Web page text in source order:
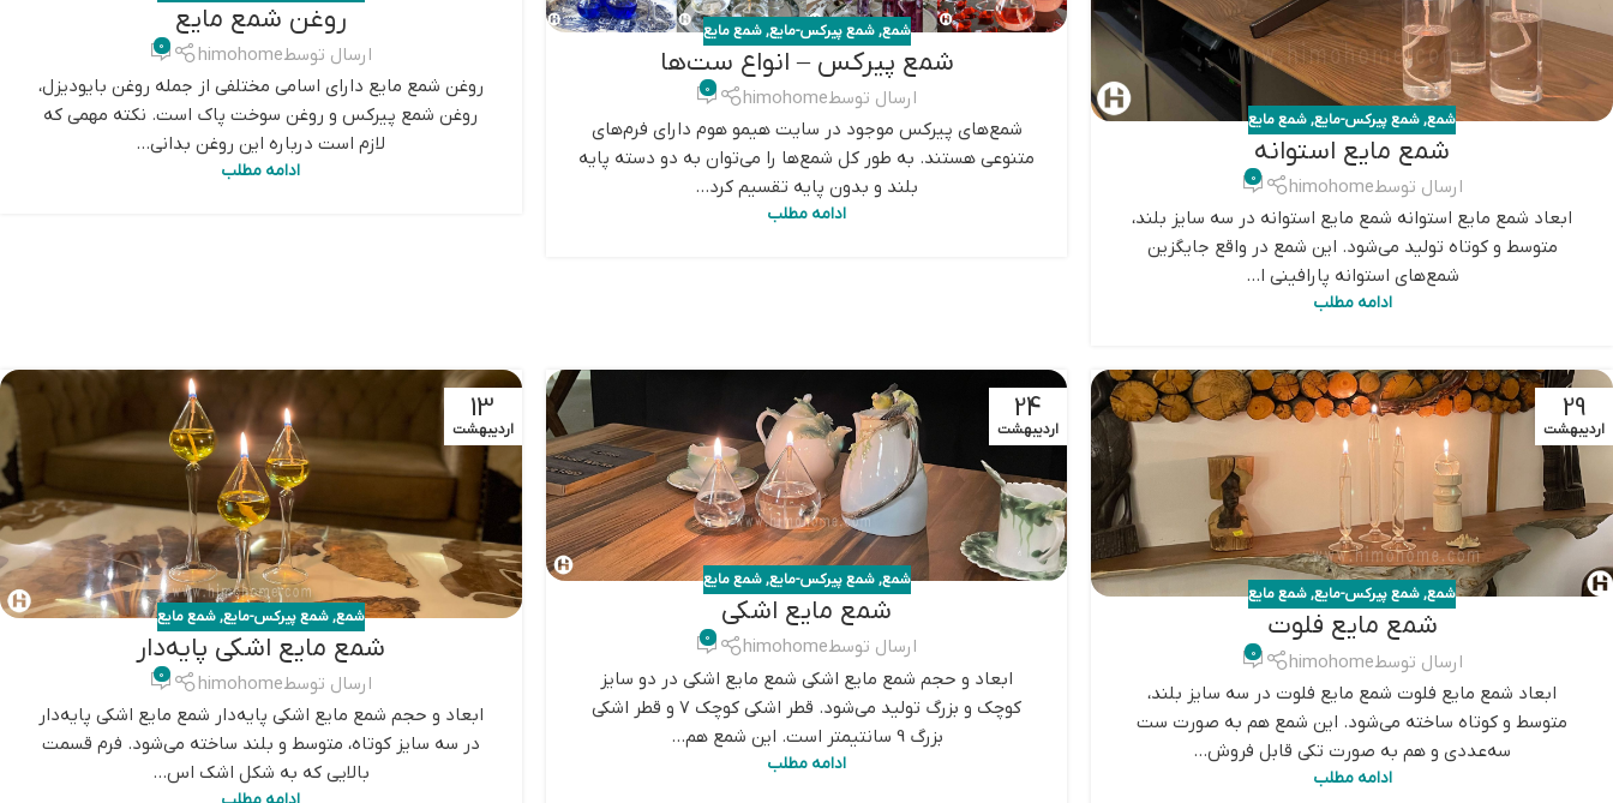
شمع,شمع پیرکس-مایع,شمع مایع
شمع مایع استوانه
ارسال توسطhimohome
0
ابعاد شمع مایع استوانه شمع مایع استوانه در سه سایز بلند،
متوسط و کوتاه تولید می‌شود. این شمع در واقع جایگزین
شمع‌های استوانه پارافینی ا...
ادامه مطلب
شمع,شمع پیرکس-مایع,شمع مایع
شمع پیرکس – انواع ست‌ها
ارسال توسطhimohome
0
شمع‌های پیرکس موجود در سایت هیمو هوم دارای فرم‌های
متنوعی هستند. به طور کل شمع‌ها را می‌توان به دو دسته پایه
بلند و بدون پایه تقسیم کرد...
ادامه مطلب
روغن شمع مایع
ارسال توسطhimohome
0
روغن شمع مایع دارای اسامی مختلفی از جمله روغن بایودیزل،
روغن شمع پیرکس و روغن سوخت پاک است. نکته مهمی که
لازم است درباره این روغن بدانی...
ادامه مطلب
29
اردیبهشت
شمع,شمع پیرکس-مایع,شمع مایع
شمع مایع فلوت
ارسال توسطhimohome
0
ابعاد شمع مایع فلوت شمع مایع فلوت در سه سایز بلند،
متوسط و کوتاه ساخته می‌شود. این شمع هم به صورت ست
سه‌عددی و هم به صورت تکی قابل فروش...
ادامه مطلب
24
اردیبهشت
شمع,شمع پیرکس-مایع,شمع مایع
شمع مایع اشکی
ارسال توسطhimohome
0
ابعاد و حجم شمع مایع اشکی شمع مایع اشکی در دو سایز
کوچک و بزرگ تولید می‌شود. قطر اشکی کوچک 7 و قطر اشکی
بزرگ 9 سانتیمتر است. این شمع هم...
ادامه مطلب
13
اردیبهشت
شمع,شمع پیرکس-مایع,شمع مایع
شمع مایع اشکی پایه‌دار
ارسال توسطhimohome
0
ابعاد و حجم شمع مایع اشکی پایه‌دار شمع مایع اشکی پایه‌دار
در سه سایز کوتاه، متوسط و بلند ساخته می‌شود. فرم قسمت
بالایی که به شکل اشک اس...